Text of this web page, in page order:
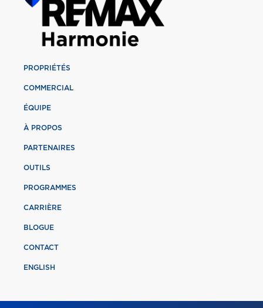
PROPRIÉTÉS
COMMERCIAL
ÉQUIPE
À PROPOS
PARTENAIRES
OUTILS
PROGRAMMES
CARRIÈRE
BLOGUE
CONTACT
ENGLISH